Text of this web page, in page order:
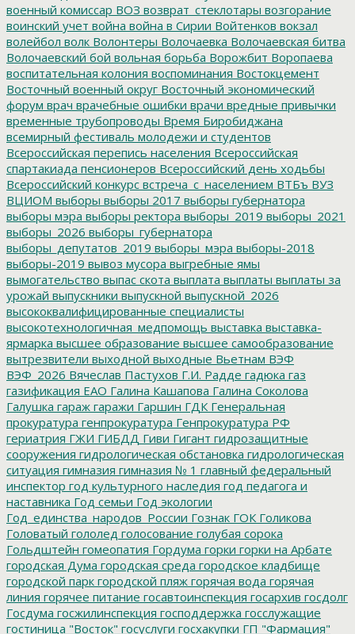
военный комиссар ВОЗ возврат_стеклотары возгорание
воинский учет война война в Сирии Войтенков вокзал
волейбол волк Волонтеры Волочаевка Волочаевская битва
Волочаевский бой вольная борьба Ворожбит Воропаева
воспитательная колония воспоминания Востокцемент
Восточный военный округ Восточный экономический
форум врач врачебные ошибки врачи вредные привычки
временные трубопроводы Время Биробиджана
всемирный фестиваль молодежи и студентов
Всероссийская перепись населения Всероссийская
спартакиада пенсионеров Всероссийский день ходьбы
Всероссийский конкурс встреча_с_населением ВТБъ ВУЗ
ВЦИОМ выборы выборы 2017 выборы губернатора
выборы мэра выборы ректора выборы_2019 выборы_2021
выборы_2026 выборы_губернатора
выборы_депутатов_2019 выборы_мэра выборы-2018
выборы-2019 вывоз мусора выгребные ямы
вымогательство выпас скота выплата выплаты выплаты за
урожай выпускники выпускной выпускной_2026
высококвалифицированные специалисты
высокотехнологичная_медпомощь выставка выставка-
ярмарка высшее образование высшее самообразование
вытрезвители выходной выходные Вьетнам ВЭФ
ВЭФ_2026 Вячеслав Пастухов Г.И. Радде гадюка газ
газификация ЕАО Галина Кашапова Галина Соколова
Галушка гараж гаражи Гаршин ГДК Генеральная
прокуратура генпрокуратура Генпрокуратура РФ
гериатрия ГЖИ ГИБДД Гиви Гигант гидрозащитные
сооружения гидрологическая обстановка гидрологическая
ситуация гимназия гимназия № 1 главный федеральный
инспектор год культурного наследия год педагога и
наставника Год семьи Год экологии
Год_единства_народов_России Гознак ГОК Голикова
Головатый гололед голосование голубая сорока
Гольдштейн гомеопатия Гордума горки горки на Арбате
городская Дума городская среда городское кладбище
городской парк городской пляж горячая вода горячая
линия горячее питание госавтоинспекция госархив госдолг
Госдума госжилинспекция господдержка госслужащие
гостиница "Восток" госуслуги госхакупки ГП "Фармация"